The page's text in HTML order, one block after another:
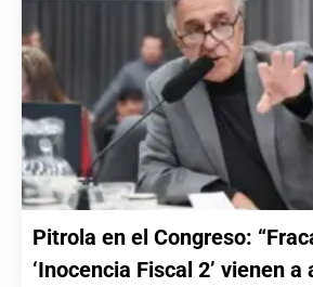
Pitrola en el Congreso:
‘Inocencia Fiscal 2’ vienen a